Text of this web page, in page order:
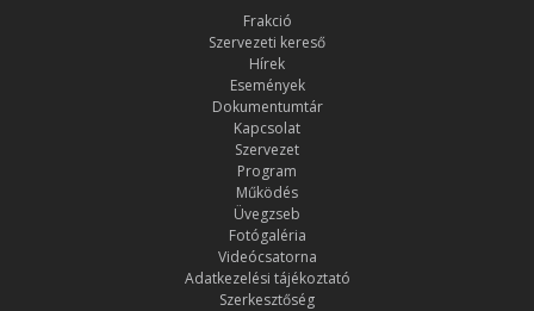
Frakció
Szervezeti kereső
Hírek
Események
Dokumentumtár
Kapcsolat
Szervezet
Program
Működés
Üvegzseb
Fotógaléria
Videócsatorna
Adatkezelési tájékoztató
Szerkesztőség